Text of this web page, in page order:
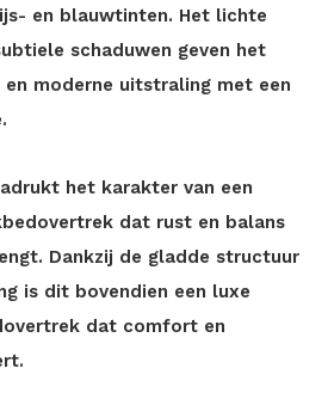
en blauwtinten. Het lichte
schaduwen geven het
moderne uitstraling met een
het karakter van een
dat rust en balans
Dankzij de gladde structuur
is dit bovendien een luxe
dat comfort en